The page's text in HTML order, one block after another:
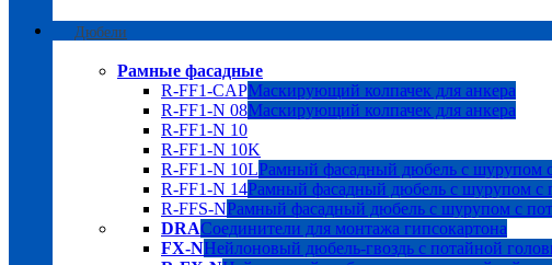
Дюбели
Рамные фасадные
R-FF1-CAPМаскирующий колпачек для анкера
R-FF1-N 08Маскирующий колпачек для анкера
R-FF1-N 10
R-FF1-N 10K
R-FF1-N 10LРамный фасадный дюбель с шурупом
R-FF1-N 14Рамный фасадный дюбель с шурупом с
R-FFS-NРамный фасадный дюбель с шурупом с
DRAСоединители для монтажа гипсокартона
FX-NНейлоновый дюбель-гвоздь с потайной